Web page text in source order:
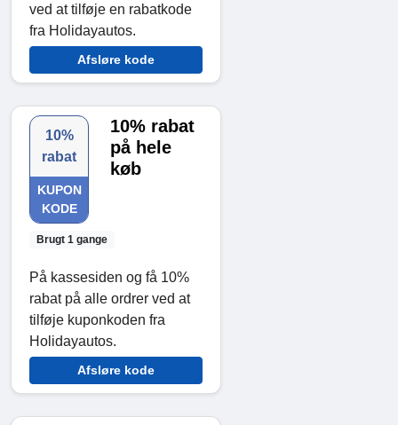
ved at tilføje en rabatkode
fra Holidayautos.
Afsløre kode
10%
rabat
KUPON
KODE
Brugt 1 gange
10% rabat
på hele
køb
På kassesiden og få 10%
rabat på alle ordrer ved at
tilføje kuponkoden fra
Holidayautos.
Afsløre kode